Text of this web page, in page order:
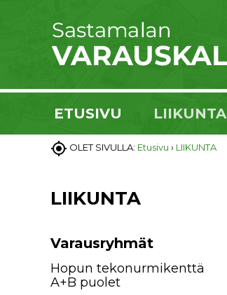
ETUSIVU LIIKUNTA
 OLET SIVULLA: Etusivu › LIIKUNTA
LIIKUNTA
Varausryhmät
Hopun tekonurmikenttä
A+B puolet